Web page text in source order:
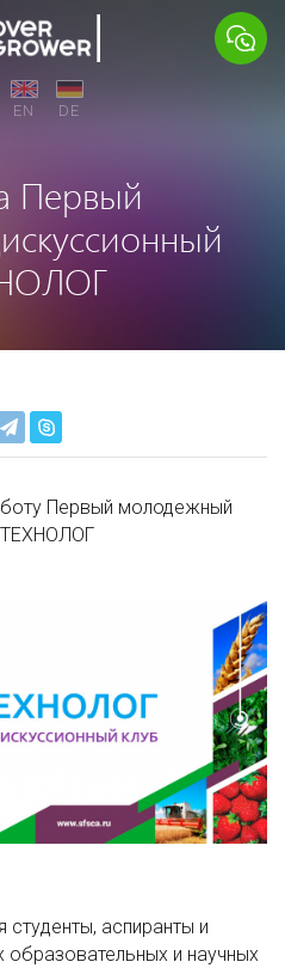
EN
DE
Первый
Первый молодежный
студенты, аспиранты и
и научных